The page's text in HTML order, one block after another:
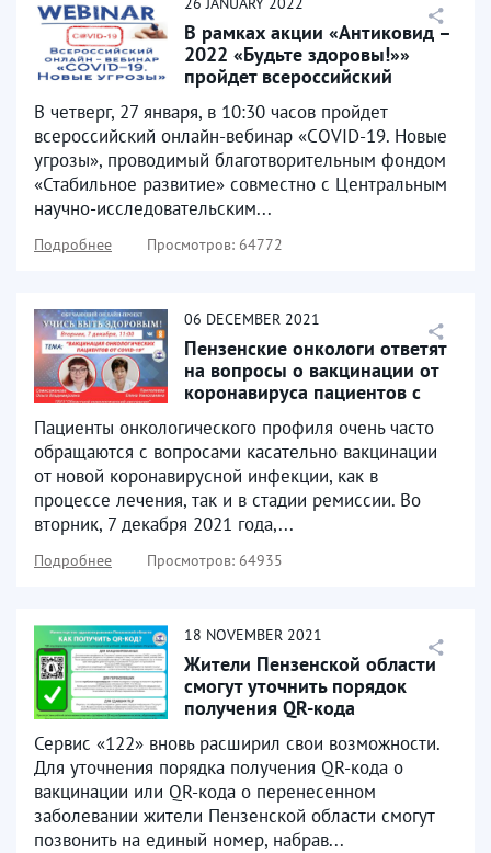
В рамках акции «Антиковид –
2022 «Будьте здоровы!»»
пройдет всероссийский
В четверг, 27 января, в 10:30 часов пройдет
всероссийский онлайн-вебинар «COVID-19. Новые
угрозы», проводимый благотворительным фондом
«Стабильное развитие» совместно с Центральным
научно-исследовательским...
Подробнее Просмотров: 64772
06 DECEMBER 2021
Пензенские онкологи ответят
на вопросы о вакцинации от
коронавируса пациентов с
Пациенты онкологического профиля очень часто
обращаются с вопросами касательно вакцинации
от новой коронавирусной инфекции, как в
процессе лечения, так и в стадии ремиссии. Во
вторник, 7 декабря 2021 года,...
Подробнее Просмотров: 64935
18 NOVEMBER 2021
Жители Пензенской области
смогут уточнить порядок
получения QR-кода
Сервис «122» вновь расширил свои возможности.
Для уточнения порядка получения QR-кода о
вакцинации или QR-кода о перенесенном
заболевании жители Пензенской области смогут
позвонить на единый номер, набрав...